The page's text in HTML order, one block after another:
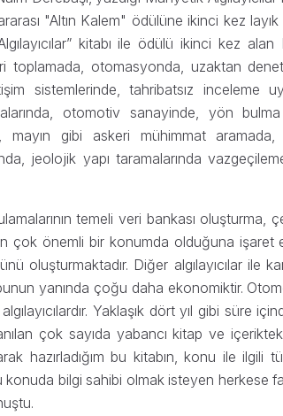
"Altın Kalem" ödülüne ikinci kez layık
kitabı ile ödülü ikinci kez alan
toplamada, otomasyonda, uzaktan
sistemlerinde, tahribatsız inceleme
otomotiv sanayinde, yön
mayın gibi askeri mühimmat
jeolojik yapı taramalarında
temeli veri bankası oluşturma,
çok önemli bir konumda olduğuna işaret
oluşturmaktadır. Diğer algılayıcılar ile
yanında çoğu daha ekonomiktir.
Yaklaşık dört yıl gibi süre
çok sayıda yabancı kitap ve
hazırladığım bu kitabın, konu ile ilgili
konuda bilgi sahibi olmak isteyen herkese